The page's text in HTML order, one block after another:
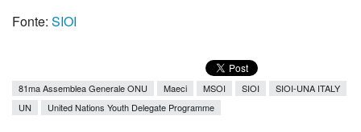
Fonte: SIOI
81ma Assemblea Generale ONU Maeci MSOI SIOI
SIOI-UNA ITALY
UN
United Nations Youth Delegate Programme